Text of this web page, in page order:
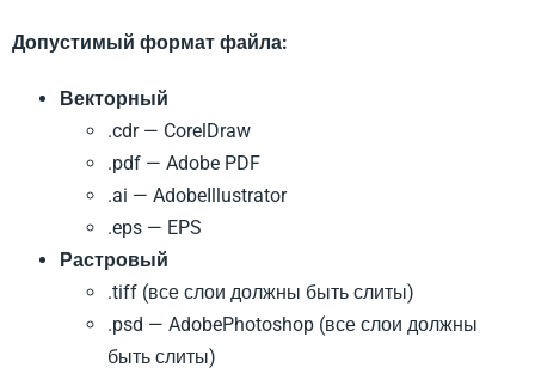
Допустимый формат файла:
Векторный
.cdr — CorelDraw
.pdf — Adobe PDF
.ai — AdobeIllustrator
.eps — EPS
Растровый
.tiff (все слои должны быть слиты)
.psd — AdobePhotoshop (все слои должны
быть слиты)